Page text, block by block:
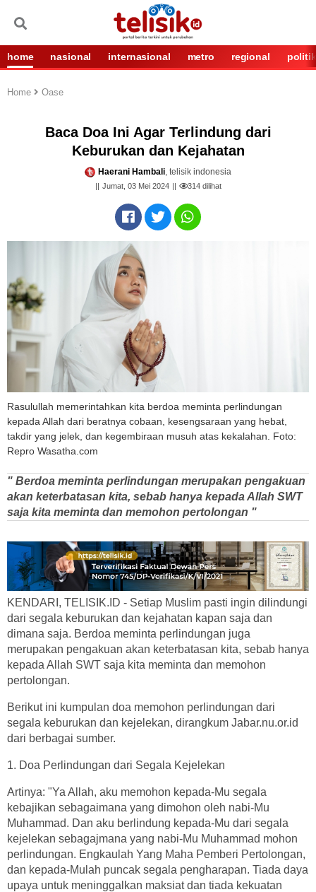
home nasional internasional metro regional politik
Home Oase
Baca Doa Ini Agar Terlindung dari
Keburukan dan Kejahatan
Haerani Hambali, telisik indonesia
Jumat, 03 Mei 2024 314dilihat
Rasulullah memerintahkan kita berdoa meminta perlindungan
kepada Allah dari beratnya cobaan, kesengsaraan yang hebat,
takdir yang jelek, dan kegembiraan musuh atas kekalahan. Foto:
Repro Wasatha.com
" Berdoa meminta perlindungan merupakan pengakuan
akan keterbatasan kita, sebab hanya kepada Allah SWT
saja kita meminta dan memohon pertolongan "
KENDARI, TELISIK.ID - Setiap Muslim pasti ingin dilindungi
dari segala keburukan dan kejahatan kapan saja dan
dimana saja. Berdoa meminta perlindungan juga
merupakan pengakuan akan keterbatasan kita, sebab hanya
kepada Allah SWT saja kita meminta dan memohon
pertolongan.
Berikut ini kumpulan doa memohon perlindungan dari
segala keburukan dan kejelekan, dirangkum Jabar.nu.or.id
dari berbagai sumber.
1. Doa Perlindungan dari Segala Kejelekan
Artinya: "Ya Allah, aku memohon kepada-Mu segala
kebajikan sebagaimana yang dimohon oleh nabi-Mu
Muhammad. Dan aku berlindung kepada-Mu dari segala
kejelekan sebagajmana yang nabi-Mu Muhammad mohon
perlindungan. Engkaulah Yang Maha Pemberi Pertolongan,
dan kepada-Mulah puncak segala pengharapan. Tiada daya
upaya untuk meninggalkan maksiat dan tiada kekuatan